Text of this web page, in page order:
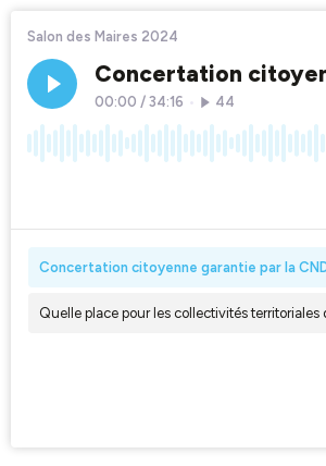
Salon des Maires 2024
Concertation
00:00 /34:16 44
Concertation citoyenne garantie par la
Quelle place pour les collectivités